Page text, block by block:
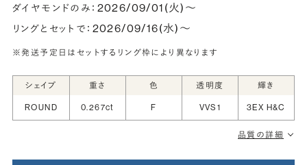
ダイヤモンドのみ： 2026/09/01(火)〜
リングとセットで： 2026/09/16(水)〜
※発送予定日はセットするリング枠により異なります
シェイプ 重さ 色 透明度 輝き
ROUND 0.267ct F VVS1 3EX H&C
品質の詳細